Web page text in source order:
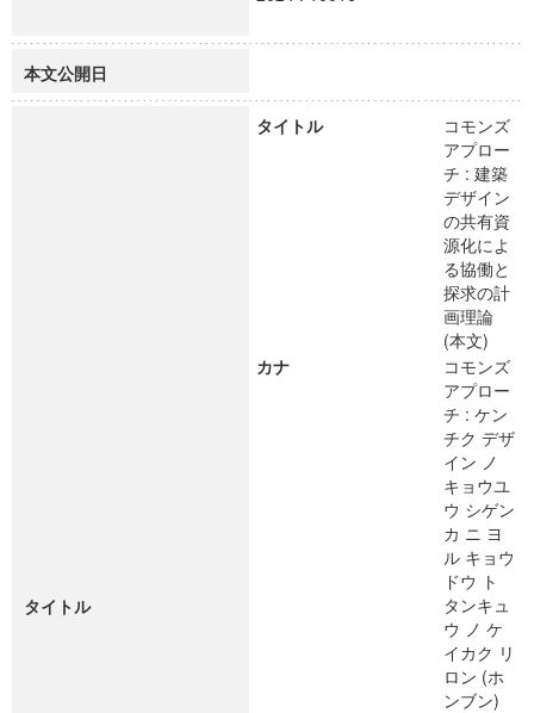
本文公開日
タイトル
タイトル
コモンズ
アプロー
チ : 建築
デザイン
の共有資
源化によ
る協働と
探求の計
画理論
(本文)
カナ
コモンズ
アプロー
チ : ケン
チク デザ
イン ノ
キョウユ
ウ シゲン
カ ニ ヨ
ル キョウ
ドウ ト
タンキュ
ウ ノ ケ
イカク リ
ロン (ホ
ンブン)